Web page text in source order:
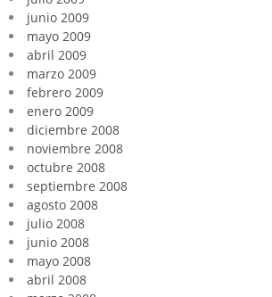
junio 2009
mayo 2009
abril 2009
marzo 2009
febrero 2009
enero 2009
diciembre 2008
noviembre 2008
octubre 2008
septiembre 2008
agosto 2008
julio 2008
junio 2008
mayo 2008
abril 2008